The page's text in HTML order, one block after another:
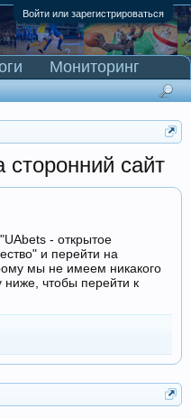
Войти или зарегистрироваться
сайт
- открытое
и перейти на
мы не имеем никакого
чтобы перейти к
Мониторинг